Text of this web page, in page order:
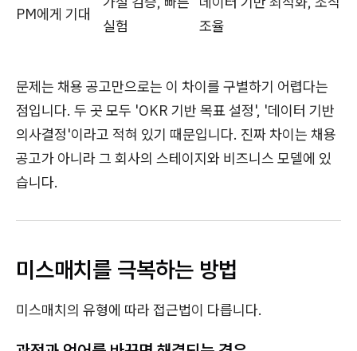
PM에게 기대
실험
조율
문제는 채용 공고만으로는 이 차이를 구별하기 어렵다는
점입니다. 두 곳 모두 'OKR 기반 목표 설정', '데이터 기반
의사결정'이라고 적혀 있기 때문입니다. 진짜 차이는 채용
공고가 아니라 그 회사의 스테이지와 비즈니스 모델에 있
습니다.
미스매치를 극복하는 방법
미스매치의 유형에 따라 접근법이 다릅니다.